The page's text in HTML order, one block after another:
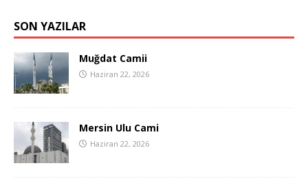
SON YAZILAR
Muğdat Camii
Haziran 22, 2026
Mersin Ulu Cami
Haziran 22, 2026